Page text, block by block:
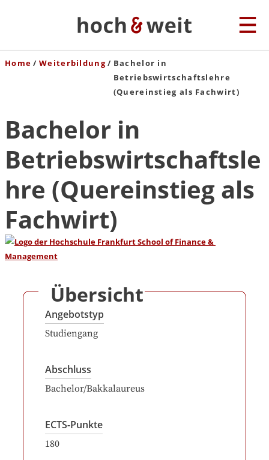
Home Weiterbildung
Bachelor in
Betriebswirtschaftslehre
(Quereinstieg als Fachwirt)
Bachelor in
Betriebswirtschaftsle
hre (Quereinstieg als
Fachwirt)
Übersicht
Angebotstyp
Studiengang
Abschluss
Bachelor/Bakkalaureus
ECTS-Punkte
180